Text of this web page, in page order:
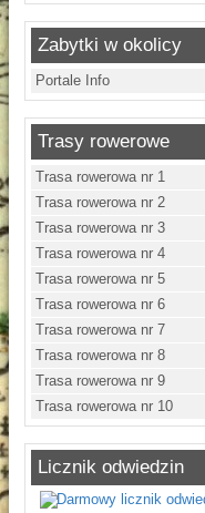
Zabytki w okolicy
Portale Info
Trasy rowerowe
Trasa rowerowa nr 1
Trasa rowerowa nr 2
Trasa rowerowa nr 3
Trasa rowerowa nr 4
Trasa rowerowa nr 5
Trasa rowerowa nr 6
Trasa rowerowa nr 7
Trasa rowerowa nr 8
Trasa rowerowa nr 9
Trasa rowerowa nr 10
Licznik odwiedzin